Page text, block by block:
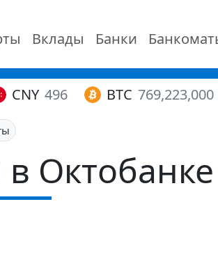
Вклады Банки
CNY 496 BTC 769,223,000
Октобанке